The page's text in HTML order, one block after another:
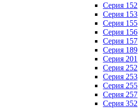
Серия 152
Серия 153
Серия 155
Серия 156
Серия 157
Серия 189
Серия 201
Серия 252
Серия 253
Серия 255
Серия 257
Серия 352